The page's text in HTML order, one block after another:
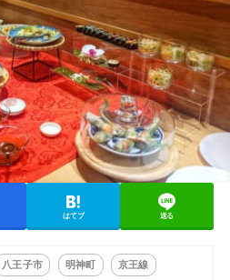
はてブ 送る
八王子市 明神町 京王線